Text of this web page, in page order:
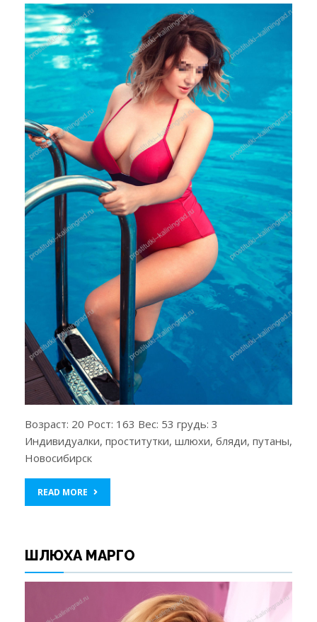
Возраст: 20 Рост: 163 Вес: 53 грудь: 3
Индивидуалки, проститутки, шлюхи, бляди, путаны,
Новосибирск
READ MORE
ШЛЮХА МАРГО